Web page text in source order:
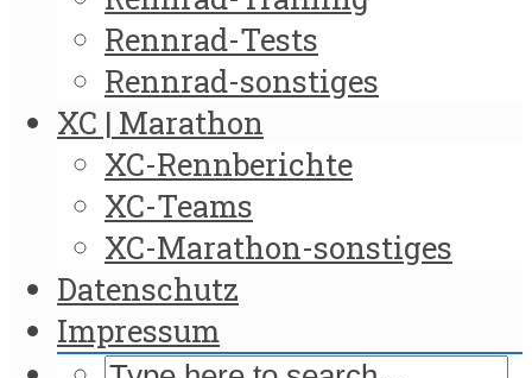
Rennrad-Tests
Rennrad-sonstiges
XC | Marathon
XC-Rennberichte
XC-Teams
XC-Marathon-sonstiges
Datenschutz
Impressum